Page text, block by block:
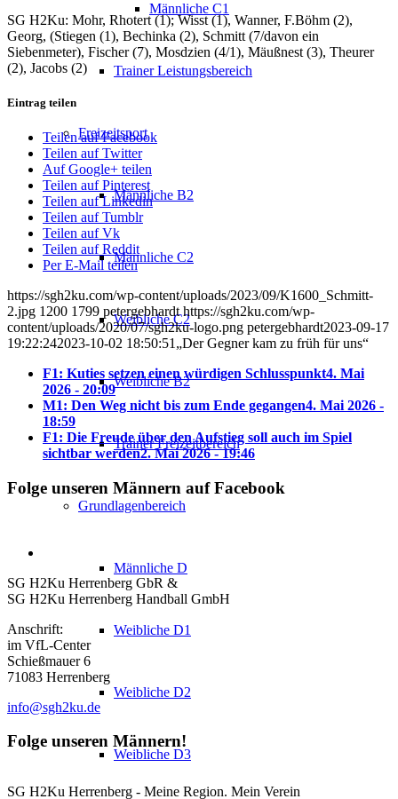
Männliche C1
Trainer Leistungsbereich
Freizeitsport
Männliche B2
Männliche C2
Weibliche C2
Weibliche B2
Trainer Freizeitbereich
Grundlagenbereich
Männliche D
Weibliche D1
Weibliche D2
Weibliche D3
SG H2Ku: Mohr, Rhotert (1); Wisst (1), Wanner, F.Böhm (2),
Georg, (Stiegen (1), Bechinka (2), Schmitt (7/davon ein
Siebenmeter), Fischer (7), Mosdzien (4/1), Mäußnest (3), Theurer
(2), Jacobs (2)
Eintrag teilen
Teilen auf Facebook
Teilen auf Twitter
Auf Google+ teilen
Teilen auf Pinterest
Teilen auf Linkedin
Teilen auf Tumblr
Teilen auf Vk
Teilen auf Reddit
Per E-Mail teilen
https://sgh2ku.com/wp-content/uploads/2023/09/K1600_Schmitt-
2.jpg 1200 1799 petergebhardt https://sgh2ku.com/wp-
content/uploads/2020/07/sgh2ku-logo.png petergebhardt2023-09-17
19:22:242023-10-02 18:50:51 „Der Gegner kam zu früh für uns“
F1: Kuties setzen einen würdigen Schlusspunkt4. Mai
2026 - 20:09
M1: Den Weg nicht bis zum Ende gegangen4. Mai 2026 -
18:59
F1: Die Freude über den Aufstieg soll auch im Spiel
sichtbar werden2. Mai 2026 - 19:46
Folge unseren Männern auf Facebook
SG H2Ku Herrenberg GbR &
SG H2Ku Herrenberg Handball GmbH
Anschrift:
im VfL-Center
Schießmauer 6
71083 Herrenberg
info@sgh2ku.de
Folge unseren Männern!
SG H2Ku Herrenberg - Meine Region. Mein Verein